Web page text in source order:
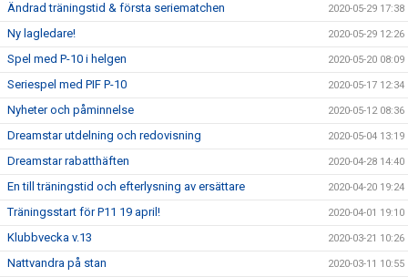
Ändrad träningstid & första seriematchen 2020-05-29 17:38
Ny lagledare! 2020-05-29 12:26
Spel med P-10 i helgen 2020-05-20 08:09
Seriespel med PIF P-10 2020-05-17 12:34
Nyheter och påminnelse 2020-05-12 08:36
Dreamstar utdelning och redovisning 2020-05-04 13:19
Dreamstar rabatthäften 2020-04-28 14:40
En till träningstid och efterlysning av ersättare 2020-04-20 19:24
Träningsstart för P11 19 april! 2020-04-01 19:10
Klubbvecka v.13 2020-03-21 10:26
Nattvandra på stan 2020-03-11 10:55